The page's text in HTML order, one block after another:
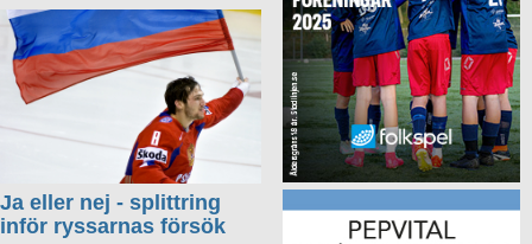
Ja eller nej - splittring
inför ryssarnas försök